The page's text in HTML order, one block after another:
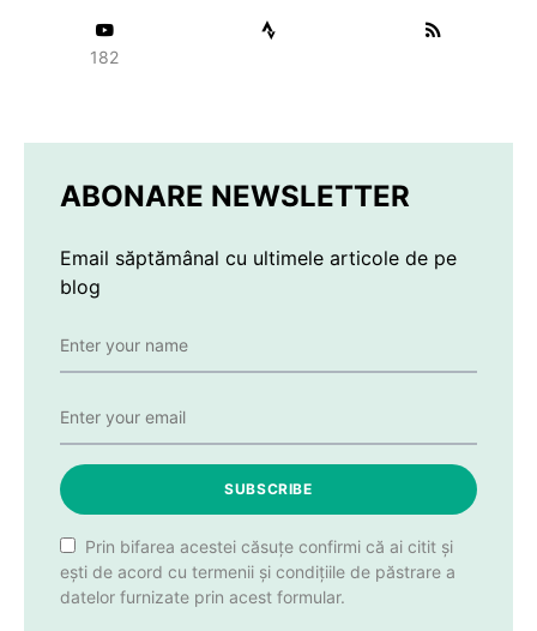
182
ABONARE NEWSLETTER
Email săptămânal cu ultimele articole de pe
blog
SUBSCRIBE
Prin bifarea acestei căsuțe confirmi că ai citit și
ești de acord cu termenii și condițiile de păstrare a
datelor furnizate prin acest formular.